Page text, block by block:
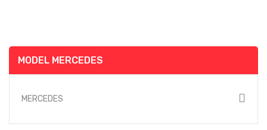
MODEL MERCEDES
MERCEDES